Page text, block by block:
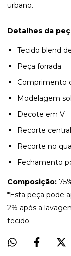
urbano.
Detalhes da
Tecido blend
Peça forrada
Comprimento
Modelagem
Decote em V
Recorte
Recorte no
Fechamento
Composição:
*Esta peça pode
2% após a
tecido.